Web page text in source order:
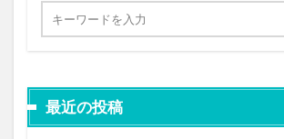
最近の投稿